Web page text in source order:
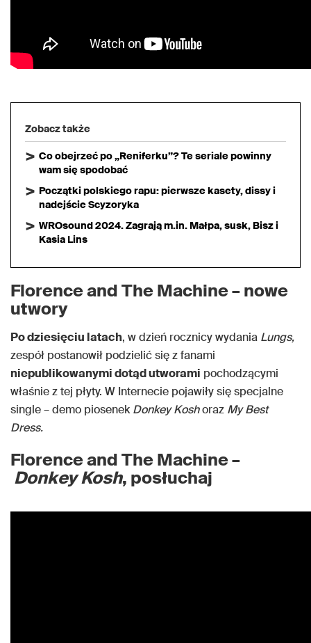
Zobacz także
Co obejrzeć po „Reniferku”? Te seriale powinny
wam się spodobać
Początki polskiego rapu: pierwsze kasety, dissy i
nadejście Scyzoryka
WROsound 2024. Zagrają m.in. Małpa, susk, Bisz i
Kasia Lins
Florence and The Machine – nowe
utwory
Po dziesięciu latach, w dzień rocznicy wydania Lungs,
zespół postanowił podzielić się z fanami
niepublikowanymi dotąd utworami pochodzącymi
właśnie z tej płyty. W Internecie pojawiły się specjalne
single – demo piosenekDonkey Koshoraz My Best
Dress.
Florence and The Machine –
Donkey Kosh, posłuchaj